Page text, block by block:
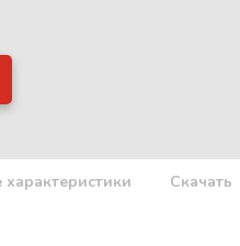
характеристики Скачать